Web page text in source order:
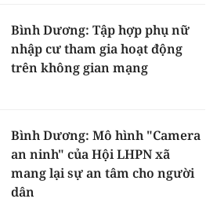
Bình Dương: Tập hợp phụ nữ
nhập cư tham gia hoạt động
trên không gian mạng
Bình Dương: Mô hình "Camera
an ninh" của Hội LHPN xã
mang lại sự an tâm cho người
dân